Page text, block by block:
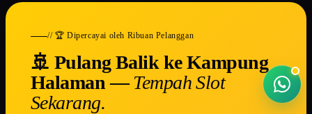
// 🏆 Dipercayai oleh Ribuan Pelanggan
🚢 Pulang Balik ke Kampung
Halaman —Tempah Slot
Sekarang.